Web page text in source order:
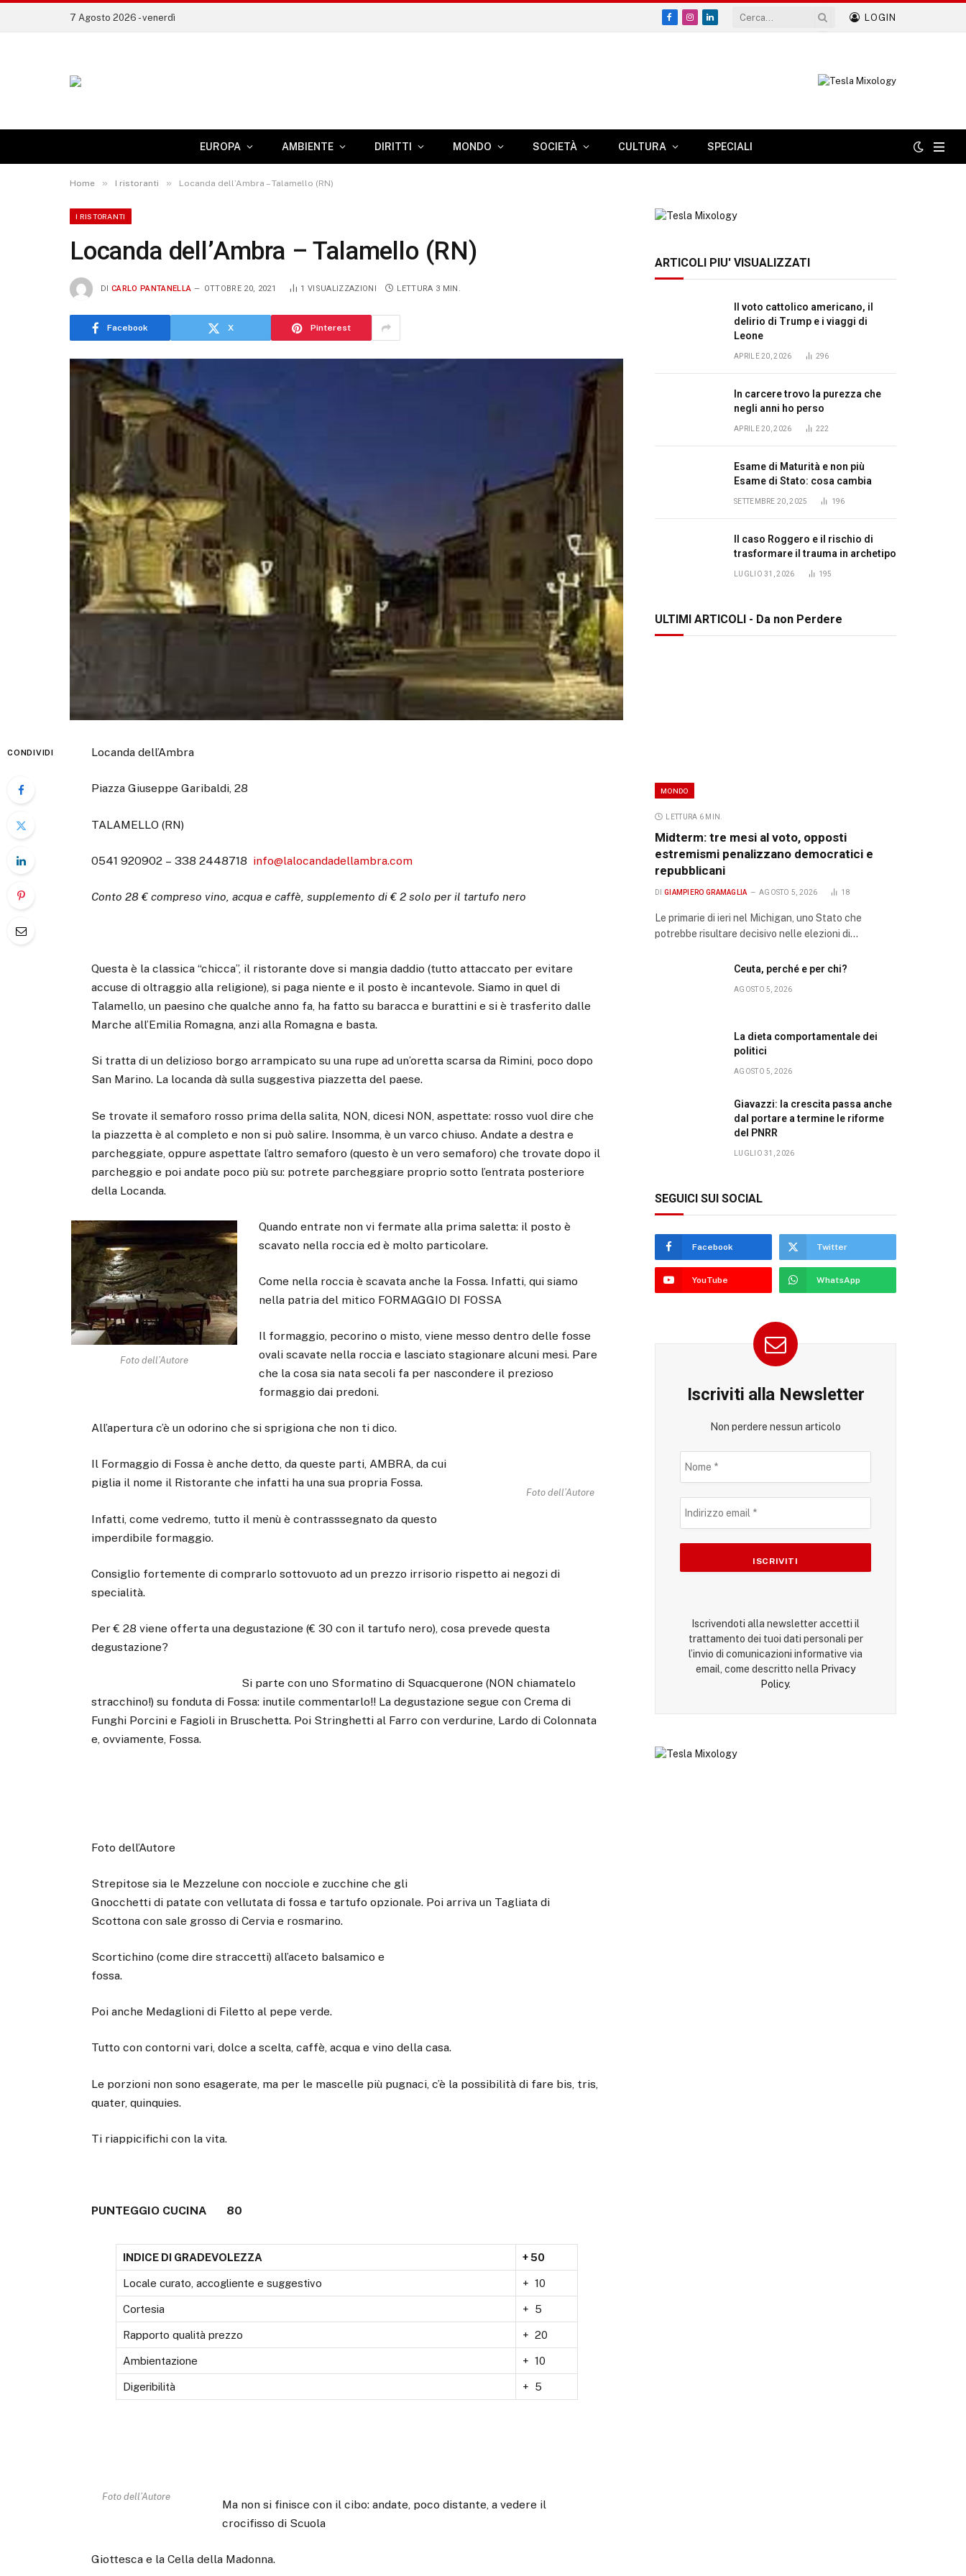
7 Agosto 2026 - venerdì
Facebook
Instagram
LinkedIn
LOGIN
EUROPA AMBIENTE DIRITTI MONDO SOCIETÀ CULTURA SPECIALI
Home » I ristoranti » Locanda dell’Ambra – Talamello (RN)
I RISTORANTI
Locanda dell’Ambra – Talamello (RN)
DI CARLO PANTANELLA OTTOBRE 20, 2021 1 VISUALIZZAZIONI LETTURA 3 MIN.
Facebook X Pinterest
CONDIVIDI Locanda dell’Ambra
Piazza Giuseppe Garibaldi, 28
TALAMELLO (RN)
0541 920902 – 338 2448718 info@lalocandadellambra.com
Conto 28 € compreso vino, acqua e caffè, supplemento di € 2 solo per il tartufo nero
Questa è la classica “chicca”, il ristorante dove si mangia daddio (tutto attaccato per evitare
accuse di oltraggio alla religione), si paga niente e il posto è incantevole. Siamo in quel di
Talamello, un paesino che qualche anno fa, ha fatto su baracca e burattini e si è trasferito dalle
Marche all’Emilia Romagna, anzi alla Romagna e basta.
Si tratta di un delizioso borgo arrampicato su una rupe ad un’oretta scarsa da Rimini, poco dopo
San Marino. La locanda dà sulla suggestiva piazzetta del paese.
Se trovate il semaforo rosso prima della salita, NON, dicesi NON, aspettate: rosso vuol dire che
la piazzetta è al completo e non si può salire. Insomma, è un varco chiuso. Andate a destra e
parcheggiate, oppure aspettate l’altro semaforo (questo è un vero semaforo) che trovate dopo il
parcheggio e poi andate poco più su: potrete parcheggiare proprio sotto l’entrata posteriore
della Locanda.
Foto dell’Autore
Quando entrate non vi fermate alla prima saletta: il posto è
scavato nella roccia ed è molto particolare.
Come nella roccia è scavata anche la Fossa. Infatti, qui siamo
nella patria del mitico FORMAGGIO DI FOSSA
Il formaggio, pecorino o misto, viene messo dentro delle fosse
ovali scavate nella roccia e lasciato stagionare alcuni mesi. Pare
che la cosa sia nata secoli fa per nascondere il prezioso
formaggio dai predoni.
All’apertura c’è un odorino che si sprigiona che non ti dico.
Foto dell’Autore
Il Formaggio di Fossa è anche detto, da queste parti, AMBRA, da cui
piglia il nome il Ristorante che infatti ha una sua propria Fossa.
Infatti, come vedremo, tutto il menù è contrasssegnato da questo
imperdibile formaggio.
Consiglio fortemente di comprarlo sottovuoto ad un prezzo irrisorio rispetto ai negozi di
specialità.
Per € 28 viene offerta una degustazione (€ 30 con il tartufo nero), cosa prevede questa
degustazione?
Si parte con uno Sformatino di Squacquerone (NON chiamatelo
stracchino!) su fonduta di Fossa: inutile commentarlo!! La degustazione segue con Crema di
Funghi Porcini e Fagioli in Bruschetta. Poi Stringhetti al Farro con verdurine, Lardo di Colonnata
e, ovviamente, Fossa.
Foto dell’Autore
Strepitose sia le Mezzelune con nocciole e zucchine che gli
Gnocchetti di patate con vellutata di fossa e tartufo opzionale. Poi arriva un Tagliata di
Scottona con sale grosso di Cervia e rosmarino.
Scortichino (come dire straccetti) all’aceto balsamico e
fossa.
Poi anche Medaglioni di Filetto al pepe verde.
Tutto con contorni vari, dolce a scelta, caffè, acqua e vino della casa.
Le porzioni non sono esagerate, ma per le mascelle più pugnaci, c’è la possibilità di fare bis, tris,
quater, quinquies.
Ti riappicifichi con la vita.
PUNTEGGIO CUCINA 80
INDICE DI GRADEVOLEZZA + 50
Locale curato, accogliente e suggestivo + 10
Cortesia + 5
Rapporto qualità prezzo + 20
Ambientazione + 10
Digeribilità + 5
Foto dell’Autore
Ma non si finisce con il cibo: andate, poco distante, a vedere il
crocifisso di Scuola
Giottesca e la Cella della Madonna.
ARTICOLI PIU' VISUALIZZATI
Il voto cattolico americano, il
delirio di Trump e i viaggi di
Leone
APRILE 20, 2026 296
In carcere trovo la purezza che
negli anni ho perso
APRILE 20, 2026 222
Esame di Maturità e non più
Esame di Stato: cosa cambia
SETTEMBRE 20, 2025 196
Il caso Roggero e il rischio di
trasformare il trauma in archetipo
LUGLIO 31, 2026 195
ULTIMI ARTICOLI - Da non Perdere
MONDO
LETTURA 6 MIN.
Midterm: tre mesi al voto, opposti
estremismi penalizzano democratici e
repubblicani
DI GIAMPIERO GRAMAGLIA AGOSTO 5, 2026 18
Le primarie di ieri nel Michigan, uno Stato che
potrebbe risultare decisivo nelle elezioni di…
Ceuta, perché e per chi?
AGOSTO 5, 2026
La dieta comportamentale dei
politici
AGOSTO 5, 2026
Giavazzi: la crescita passa anche
dal portare a termine le riforme
del PNRR
LUGLIO 31, 2026
SEGUICI SUI SOCIAL
Facebook Twitter
YouTube WhatsApp
Iscriviti alla Newsletter
Non perdere nessun articolo
Iscrivendoti alla newsletter accetti il
trattamento dei tuoi dati personali per
l’invio di comunicazioni informative via
email, come descritto nella Privacy
Policy.